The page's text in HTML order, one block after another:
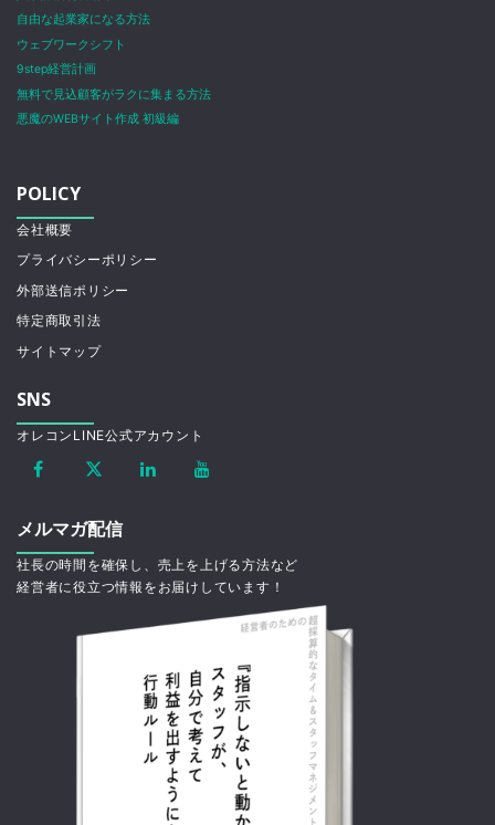
自由な起業家になる方法
ウェブワークシフト
9step経営計画
無料で見込顧客がラクに集まる方法
悪魔のWEBサイト作成 初級編
POLICY
会社概要
プライバシーポリシー
外部送信ポリシー
特定商取引法
サイトマップ
SNS
オレコンLINE公式アカウント
メルマガ配信
社長の時間を確保し、売上を上げる方法など
経営者に役立つ情報をお届けしています！